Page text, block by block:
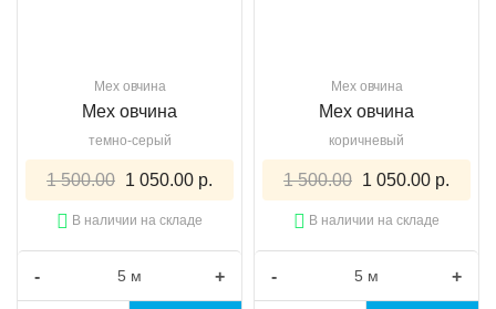
Мех овчина
Мех овчина
темно-серый
1 500.00 1 050.00 р.
В наличии на складе
- +
Мех овчина
Мех овчина
коричневый
1 500.00 1 050.00 р.
В наличии на складе
- +